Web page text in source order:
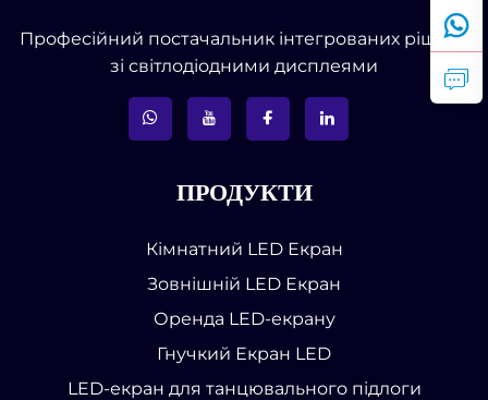
Професійний постачальник інтегрованих рішень
зі світлодіодними дисплеями
ПРОДУКТИ
Кімнатний LED Екран
Зовнішній LED Екран
Оренда LED-екрану
Гнучкий Екран LED
LED-екран для танцювального підлоги